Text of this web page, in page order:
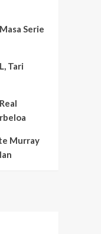
Serie
Tari
Murray